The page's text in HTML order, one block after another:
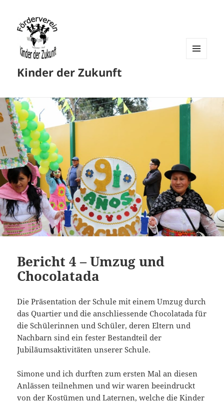
Kinder der Zukunft
Bericht 4 – Umzug und
Chocolatada
Die Präsentation der Schule mit einem Umzug durch
das Quartier und die anschliessende Chocolatada für
die Schülerinnen und Schüler, deren Eltern und
Nachbarn sind ein fester Bestandteil der
Jubiläumsaktivitäten unserer Schule.
Simone und ich durften zum ersten Mal an diesen
Anlässen teilnehmen und wir waren beeindruckt
von der Kostümen und Laternen, welche die Kinder